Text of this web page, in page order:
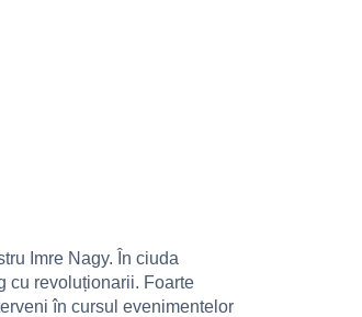
Imre Nagy. În ciuda
cu revoluționarii. Foarte
în cursul evenimentelor